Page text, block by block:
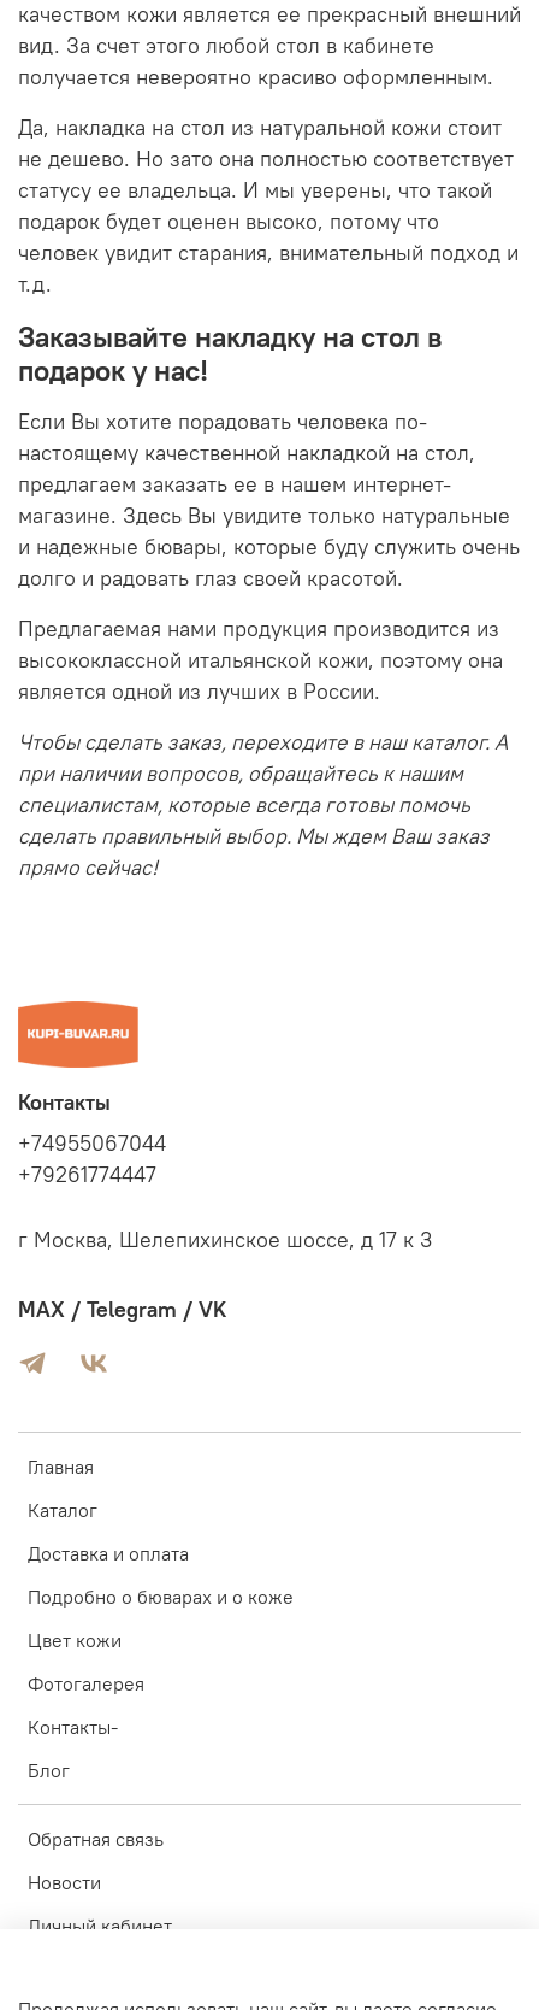
качеством кожи является ее прекрасный внешний
вид. За счет этого любой стол в кабинете
получается невероятно красиво оформленным.
Да, накладка на стол из натуральной кожи стоит
не дешево. Но зато она полностью соответствует
статусу ее владельца. И мы уверены, что такой
подарок будет оценен высоко, потому что
человек увидит старания, внимательный подход и
т.д.
Заказывайте накладку на стол в
подарок у нас!
Если Вы хотите порадовать человека по-
настоящему качественной накладкой на стол,
предлагаем заказать ее в нашем интернет-
магазине. Здесь Вы увидите только натуральные
и надежные бювары, которые буду служить очень
долго и радовать глаз своей красотой.
Предлагаемая нами продукция производится из
высококлассной итальянской кожи, поэтому она
является одной из лучших в России.
Чтобы сделать заказ, переходите в наш каталог. А
при наличии вопросов, обращайтесь к нашим
специалистам, которые всегда готовы помочь
сделать правильный выбор. Мы ждем Ваш заказ
прямо сейчас!
Главная
Каталог
Доставка и оплата
Подробно о бюварах и о коже
Цвет кожи
Фотогалерея
Контакты-
Блог
Обратная связь
Новости
Личный кабинет
Контакты
+74955067044
+79261774447
г Москва, Шелепихинское шоссе, д 17 к 3
MAX / Telegram / VK